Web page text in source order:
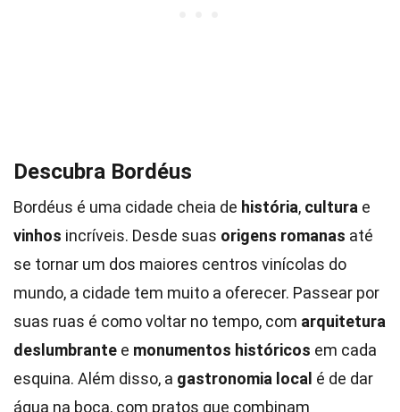
Descubra Bordéus
Bordéus é uma cidade cheia de história, cultura e
vinhos incríveis. Desde suas origens romanas até
se tornar um dos maiores centros vinícolas do
mundo, a cidade tem muito a oferecer. Passear por
suas ruas é como voltar no tempo, com arquitetura
deslumbrante e monumentos históricos em cada
esquina. Além disso, a gastronomia local é de dar
água na boca, com pratos que combinam